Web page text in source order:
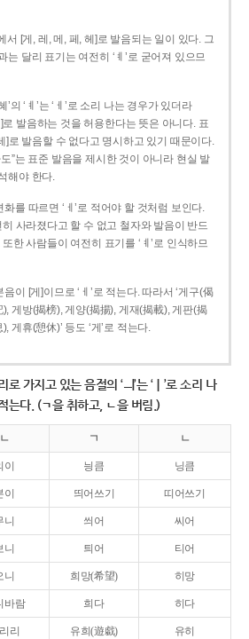
서 [게, 레, 메, 페, 헤]로 발음되는 일이 있다. 그
는 달리 표기는 여전히 ‘ㅖ’로 굳어져 있으므
’의 ‘ㅖ’는 ‘ㅔ’로 소리 나는 경우가 있더라
]로 발음하는 것을 허용한다는 뜻은 아니다. 표
]로 발음할 수 없다고 명시하고 있기 때문이다.
”는 표준 발음을 제시한 것이 아니라 현실 발
해야 한다.
화를 따르면 ‘ㅔ’로 적어야 할 것처럼 보인다.
히 사라졌다고 할 수 없고 철자와 발음이 반드
한 사람들이 여전히 표기를 ‘ㅖ’로 인식하므
음이 [게]이므로 ‘ㅔ’로 적는다. 따라서 ‘게구(偈
게방(揭榜), 게양(揭揚), 게재(揭載), 게판(揭
게휴(憩休)’ 등도 ‘게’로 적는다.
로 가지고 있는 음절의 ‘ㅢ’는 ‘ㅣ’로 소리 나
는다. (ㄱ을 취하고, ㄴ을 버림.)
ㄴ ㄱ ㄴ
이 닁큼 닝큼
이 띄어쓰기 띠어쓰기
니 씌어 씨어
니 틔어 티어
니 희망(希望) 히망
바람 희다 히다
리 유희(遊戱) 유히